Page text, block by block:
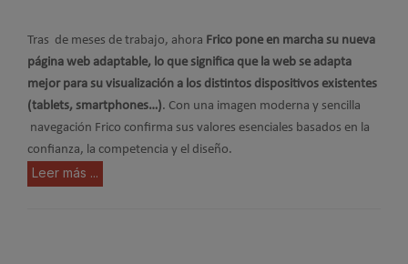
Tras de meses de trabajo, ahora Frico pone en marcha su nueva
página web adaptable, lo que significa que la web se adapta
mejor para su visualización a los distintos dispositivos existentes
(tablets, smartphones…). Con una imagen moderna y sencilla
navegación Frico confirma sus valores esenciales basados en la
confianza, la competencia y el diseño.
Leer más ...